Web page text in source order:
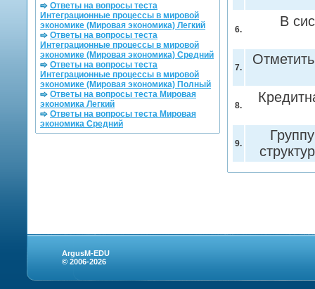
6.
В
7.
8.
9.
Ответы на вопросы теста
Интеграционные процессы в мировой
экономике (Мировая экономика) Легкий
Ответы на вопросы теста
Интеграционные процессы в мировой
экономике (Мировая экономика) Средний
Ответы на вопросы теста
Интеграционные процессы в мировой
экономике (Мировая экономика) Полный
Ответы на вопросы теста Мировая
экономика Легкий
Ответы на вопросы теста Мировая
экономика Средний
ArgusM-EDU
© 2006-2026